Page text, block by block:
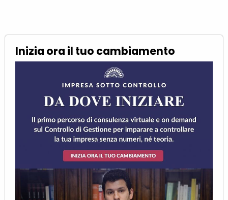
Inizia ora il tuo cambiamento